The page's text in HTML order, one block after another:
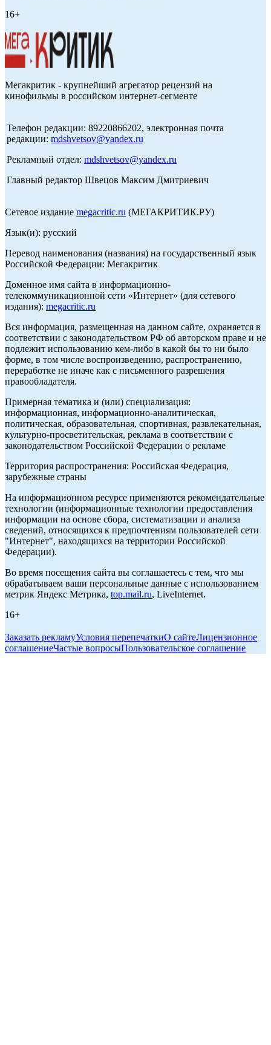
16+
Мегакритик - крупнейший агрегатор рецензий на
кинофильмы в российском интернет-сегменте
Телефон редакции: 89220866202, электронная почта
редакции: mdshvetsov@yandex.ru
Рекламный отдел: mdshvetsov@yandex.ru
Главный редактор Швецов Максим Дмитриевич
Сетевое издание megacritic.ru (МЕГАКРИТИК.РУ)
Язык(и): русский
Перевод наименования (названия) на государственный язык
Российской Федерации: Мегакритик
Доменное имя сайта в информационно-
телекоммуникационной сети «Интернет» (для сетевого
издания): megacritic.ru
Вся информация, размещенная на данном сайте, охраняется в
соответствии с законодательством РФ об авторском праве и не
подлежит использованию кем-либо в какой бы то ни было
форме, в том числе воспроизведению, распространению,
переработке не иначе как с письменного разрешения
правообладателя.
Примерная тематика и (или) специализация:
информационная, информационно-аналитическая,
политическая, образовательная, спортивная, развлекательная,
культурно-просветительская, реклама в соответствии с
законодательством Российской Федерации о рекламе
Территория распространения: Российская Федерация,
зарубежные страны
На информационном ресурсе применяются рекомендательные
технологии (информационные технологии предоставления
информации на основе сбора, систематизации и анализа
сведений, относящихся к предпочтениям пользователей сети
"Интернет", находящихся на территории Российской
Федерации).
Во время посещения сайта вы соглашаетесь с тем, что мы
обрабатываем ваши персональные данные с использованием
метрик Яндекс Метрика, top.mail.ru, LiveInternet.
16+
Заказать рекламуУсловия перепечаткиО сайтеЛицензионное
соглашениеЧастые вопросыПользовательское соглашение